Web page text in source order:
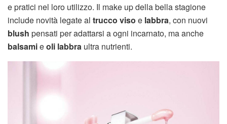
e pratici nel loro utilizzo. Il make up della bella stagione
include novità legate al trucco viso e labbra, con nuovi
blush pensati per adattarsi a ogni incarnato, ma anche
balsamieoli labbra ultra nutrienti.